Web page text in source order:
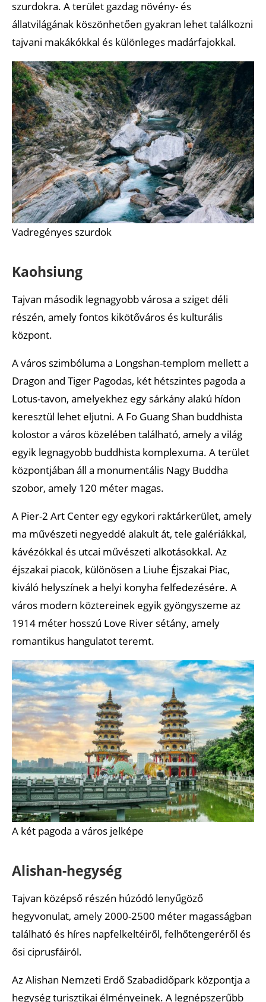
szurdokra. A terület gazdag növény- és
állatvilágának köszönhetően gyakran lehet találkozni
tajvani makákókkal és különleges madárfajokkal.
Vadregényes szurdok
Kaohsiung
Tajvan második legnagyobb városa a sziget déli
részén, amely fontos kikötőváros és kulturális
központ.
A város szimbóluma a Longshan-templom mellett a
Dragon and Tiger Pagodas, két hétszintes pagoda a
Lotus-tavon, amelyekhez egy sárkány alakú hídon
keresztül lehet eljutni. A Fo Guang Shan buddhista
kolostor a város közelében található, amely a világ
egyik legnagyobb buddhista komplexuma. A terület
központjában áll a monumentális Nagy Buddha
szobor, amely 120 méter magas.
A Pier-2 Art Center egy egykori raktárkerület, amely
ma művészeti negyeddé alakult át, tele galériákkal,
kávézókkal és utcai művészeti alkotásokkal. Az
éjszakai piacok, különösen a Liuhe Éjszakai Piac,
kiváló helyszínek a helyi konyha felfedezésére. A
város modern köztereinek egyik gyöngyszeme az
1914 méter hosszú Love River sétány, amely
romantikus hangulatot teremt.
A két pagoda a város jelképe
Alishan-hegység
Tajvan középső részén húzódó lenyűgöző
hegyvonulat, amely 2000-2500 méter magasságban
található és híres napfelkeltéiről, felhőtengeréről és
ősi ciprusfáiról.
Az Alishan Nemzeti Erdő Szabadidőpark központja a
hegység turisztikai élményeinek. A legnépszerűbb